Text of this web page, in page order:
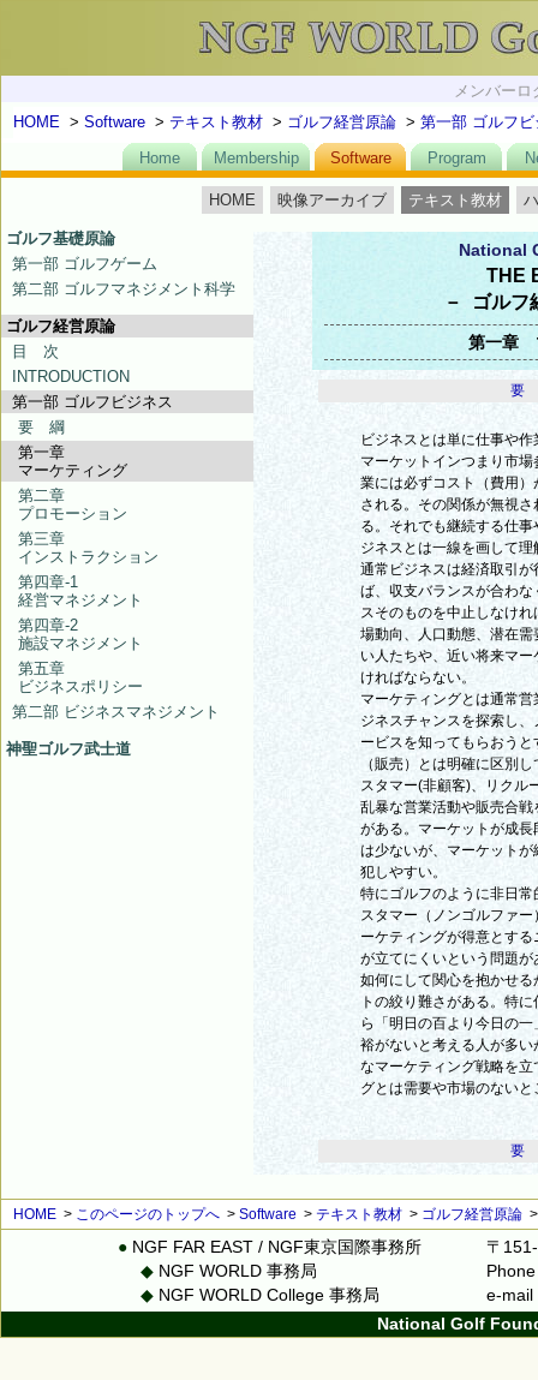
メンバー
HOME > Software > テキスト教材 > ゴルフ経営原論 > 第一部 ゴルフビ
Home
Membership Software Program
HOME 映像アーカイブ テキスト教材
ゴルフ基礎原論
第一部 ゴルフゲーム
第二部 ゴルフマネジメント科学
ゴルフ経営原論
目 次
INTRODUCTION
第一部 ゴルフビジネス
要 綱
第一章
マーケティング
第二章
プロモーション
第三章
インストラクション
第四章-1
経営マネジメント
第四章-2
施設マネジメント
第五章
ビジネスポリシー
第二部 ビジネスマネジメント
神聖ゴルフ武士道
National
THE
－ ゴルフ
第一章
要
ビジネスとは単に仕事や
マーケットインつまり市
業には必ずコスト（費用
される。その関係が無視
る。それでも継続する仕
ジネスとは一線を画して
通常ビジネスは経済取引
ば、収支バランスが合わ
スそのものを中止しなけ
場動向、人口動態、潜在
い人たちや、近い将来マ
ければならない。
マーケティングとは通常
ジネスチャンスを探索し
ービスを知ってもらおう
（販売）とは明確に区別
スタマー(非顧客)、リクル
乱暴な営業活動や販売合
がある。マーケットが成
は少ないが、マーケット
犯しやすい。
特にゴルフのように非日
スタマー（ノンゴルファ
ーケティングが得意とす
が立てにくいという問題
如何にして関心を抱かせ
トの絞り難さがある。特
ら「明日の百より今日の
裕がないと考える人が多
なマーケティング戦略を
グとは需要や市場のない
要
HOME > このページのトップへ > Software > テキスト教材 > ゴルフ経営原論
● NGF FAR EAST / NGF東京国際事務所
〒
◆ NGF WORLD 事務局
◆ NGF WORLD College 事務局
e-
National Golf